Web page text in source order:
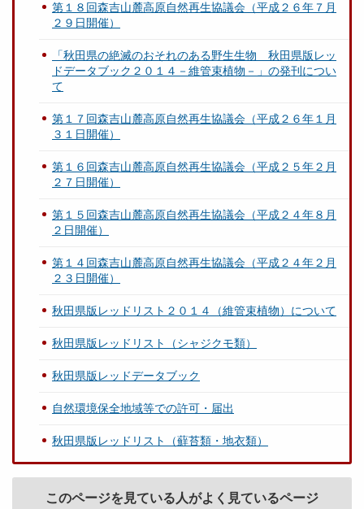
第１８回森吉山麓高原自然再生協議会（平成２６年７月
２９日開催）
「秋田県の絶滅のおそれのある野生生物 秋田県版レッ
ドデータブック２０１４－維管束植物－」の発刊につい
て
第１７回森吉山麓高原自然再生協議会（平成２６年１月
３１日開催）
第１６回森吉山麓高原自然再生協議会（平成２５年２月
２７日開催）
第１５回森吉山麓高原自然再生協議会（平成２４年８月
２日開催）
第１４回森吉山麓高原自然再生協議会（平成２４年２月
２３日開催）
秋田県版レッドリスト２０１４（維管束植物）について
秋田県版レッドリスト（シャジクモ類）
秋田県版レッドデータブック
自然環境保全地域等での許可・届出
秋田県版レッドリスト（蘚苔類・地衣類）
このページを見ている人がよく見ているページ